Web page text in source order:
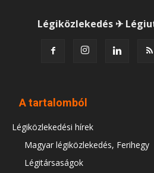
Légiközlekedés ✈
A tartalomból
Légiközlekedési hírek
Magyar légiközlekedés, Ferihegy
Légitársaságok